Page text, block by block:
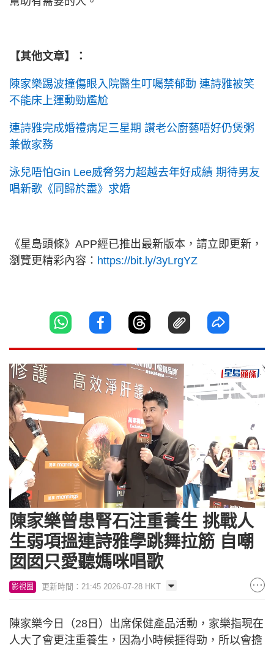
【其他文章】：
陳家樂踢波撞傷眼入院醫生叮囑禁郁動 連詩雅被笑
不能床上運動勁尷尬
連詩雅完成婚禮病足三星期 讚老公廚藝唔好仍煲粥
兼做家務
泳兒唔怕Gin Lee威脅努力超越去年好成績 期待男友
唱新歌《同歸於盡》求婚
《星島頭條》APP經已推出最新版本，請立即更新，
瀏覽更精彩內容： https://bit.ly/3yLrgYZ
Unmute Loaded
9.71%
陳家樂曾患腎石注重養生 挑戰人
生弱項搵連詩雅學跳舞拉筋 自嘲
囡囡只愛聽媽咪唱歌
影視圈 更新時間：21:45 2026-07-28 HKT
陳家樂今日（28日）出席保健產品活動，家樂指現在
人大了會更注重養生，因為小時候捱得勁，所以會擔